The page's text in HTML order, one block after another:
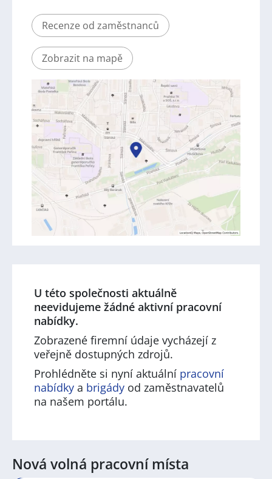
Recenze od zaměstnanců
Zobrazit na mapě
U této společnosti aktuálně
neevidujeme žádné aktivní pracovní
nabídky.
Zobrazené firemní údaje vycházejí z
veřejně dostupných zdrojů.
Prohlédněte si nyní aktuální pracovní
nabídky a brigády od zaměstnavatelů
na našem portálu.
Nová volná pracovní místa